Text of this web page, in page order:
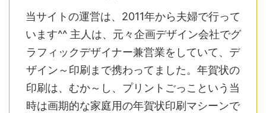
当サイトの運営は、2011年から夫婦で行って
います^^ 主人は、元々企画デザイン会社でグ
ラフィックデザイナー兼営業をしていて、デ
ザイン～印刷まで携わってました。年賀状の
印刷は、むか～し、プリントごっこという当
時は画期的な家庭用の年賀状印刷マシーンで